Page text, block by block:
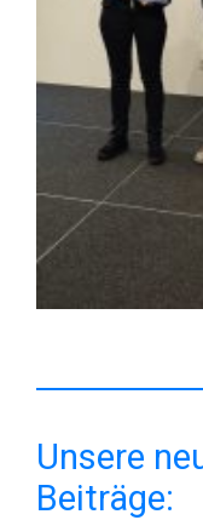
Unsere
Beiträge: